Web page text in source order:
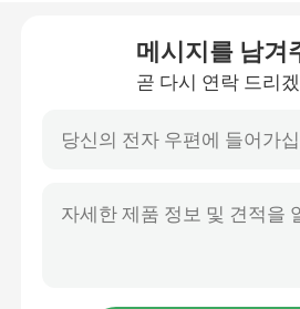
메시지를 남겨
곧 다시 연락 드리